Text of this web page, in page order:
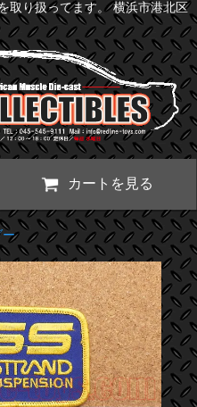
取り扱ってます。 横浜市港北区
カートを見る
ー